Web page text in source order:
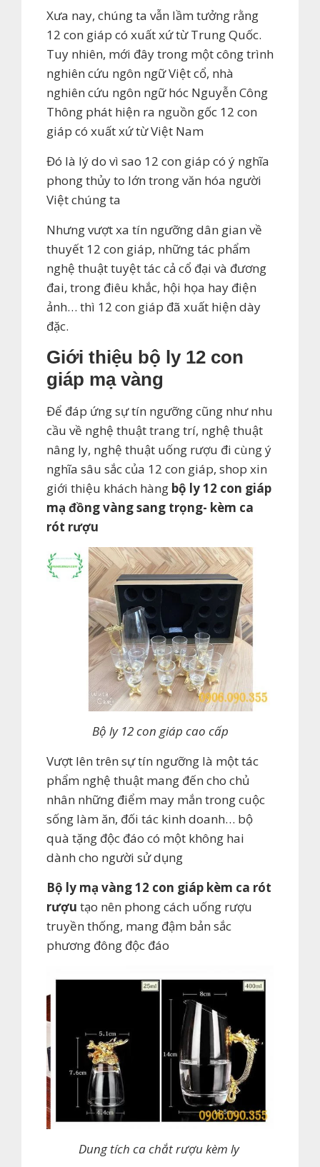
Xưa nay, chúng ta vẫn lầm tưởng rằng
12 con giáp có xuất xứ từ Trung Quốc.
Tuy nhiên, mới đây trong một công trình
nghiên cứu ngôn ngữ Việt cổ, nhà
nghiên cứu ngôn ngữ hóc Nguyễn Công
Thông phát hiện ra nguồn gốc 12 con
giáp có xuất xứ từ Việt Nam
Đó là lý do vì sao 12 con giáp có ý nghĩa
phong thủy to lớn trong văn hóa người
Việt chúng ta
Nhưng vượt xa tín ngưỡng dân gian về
thuyết 12 con giáp, những tác phẩm
nghệ thuật tuyệt tác cả cổ đại và đương
đai, trong điêu khắc, hội họa hay điện
ảnh… thì 12 con giáp đã xuất hiện dày
đặc.
Giới thiệu bộ ly 12 con
giáp mạ vàng
Để đáp ứng sự tín ngưỡng cũng như nhu
cầu về nghệ thuật trang trí, nghệ thuật
nâng ly, nghệ thuật uống rượu đi cùng ý
nghĩa sâu sắc của 12 con giáp, shop xin
giới thiệu khách hàng bộ ly 12 con giáp
mạ đồng vàng sang trọng- kèm ca
rót rượu
Bộ ly 12 con giáp cao cấp
Vượt lên trên sự tín ngưỡng là một tác
phẩm nghệ thuật mang đến cho chủ
nhân những điểm may mắn trong cuộc
sống làm ăn, đối tác kinh doanh… bộ
quà tặng độc đáo có một không hai
dành cho người sử dụng
Bộ ly mạ vàng 12 con giáp kèm ca rót
rượu tạo nên phong cách uống rượu
truyền thống, mang đậm bản sắc
phương đông độc đáo
Dung tích ca chắt rượu kèm ly